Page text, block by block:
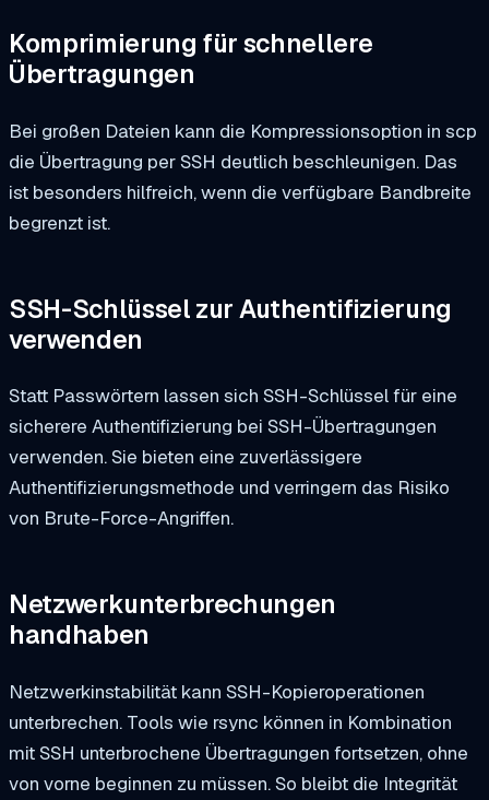
Komprimierung für schnellere
Übertragungen
Bei großen Dateien kann die Kompressionsoption in scp
die Übertragung per SSH deutlich beschleunigen. Das
ist besonders hilfreich, wenn die verfügbare Bandbreite
begrenzt ist.
SSH-Schlüssel zur Authentifizierung
verwenden
Statt Passwörtern lassen sich SSH-Schlüssel für eine
sicherere Authentifizierung bei SSH-Übertragungen
verwenden. Sie bieten eine zuverlässigere
Authentifizierungsmethode und verringern das Risiko
von Brute-Force-Angriffen.
Netzwerkunterbrechungen
handhaben
Netzwerkinstabilität kann SSH-Kopieroperationen
unterbrechen. Tools wie rsync können in Kombination
mit SSH unterbrochene Übertragungen fortsetzen, ohne
von vorne beginnen zu müssen. So bleibt die Integrität